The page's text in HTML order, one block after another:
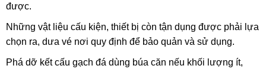
được.
Những vật liệu cấu kiện, thiết bị còn tận dụng được phải lựa
chọn ra, dưa vé nơi quy định để bảo quản và sử dụng.
Phá dỡ kết cấu gạch đá dùng búa căn nếu khối lượng ít,